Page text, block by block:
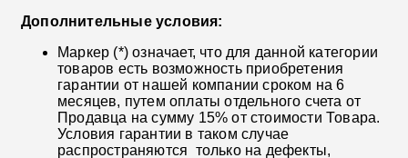
Дополнительные условия:
Маркер (*) означает, что для данной категории
товаров есть возможность приобретения
гарантии от нашей компании сроком на 6
месяцев, путем оплаты отдельного счета от
Продавца на сумму 15% от стоимости Товара.
Условия гарантии в таком случае
распространяются только на дефекты,